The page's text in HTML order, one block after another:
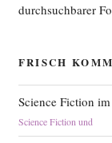
durchsuchbarer
FRISCH
Science Fiction
Science Fiction und